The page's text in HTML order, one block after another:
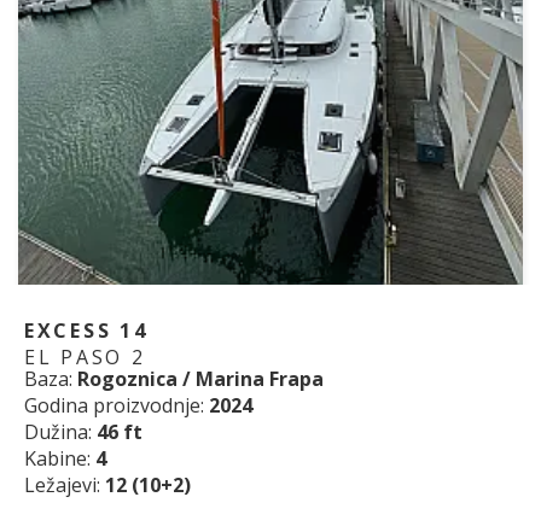
EXCESS 14
EL PASO 2
Baza: Rogoznica / Marina Frapa
Godina proizvodnje: 2024
Dužina: 46 ft
Kabine: 4
Ležajevi: 12 (10+2)